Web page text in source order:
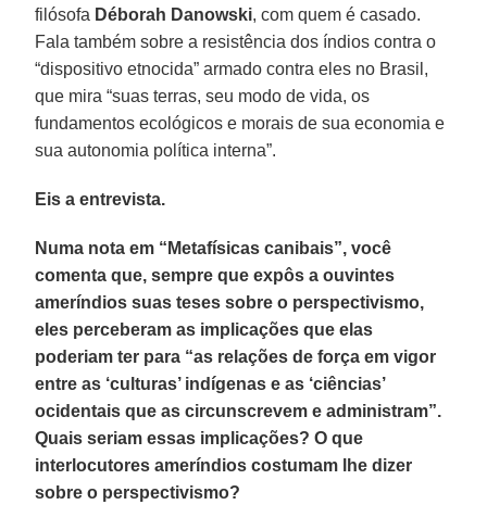
filósofa Déborah Danowski, com quem é casado.
Fala também sobre a resistência dos índios contra o
“dispositivo etnocida” armado contra eles no Brasil,
que mira “suas terras, seu modo de vida, os
fundamentos ecológicos e morais de sua economia e
sua autonomia política interna”.
Eis a entrevista.
Numa nota em “Metafísicas canibais”, você
comenta que, sempre que expôs a ouvintes
ameríndios suas teses sobre o perspectivismo,
eles perceberam as implicações que elas
poderiam ter para “as relações de força em vigor
entre as ‘culturas’ indígenas e as ‘ciências’
ocidentais que as circunscrevem e administram”.
Quais seriam essas implicações? O que
interlocutores ameríndios costumam lhe dizer
sobre o perspectivismo?